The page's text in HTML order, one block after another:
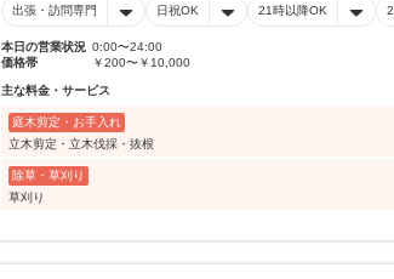
出張・訪問専門 日祝OK 21時以降OK
本日の営業状況 0:00〜24:00
価格帯
￥200〜￥10,000
主な料金・サービス
庭木剪定・お手入れ
立木剪定・立木伐採・抜根
除草・草刈り
草刈り